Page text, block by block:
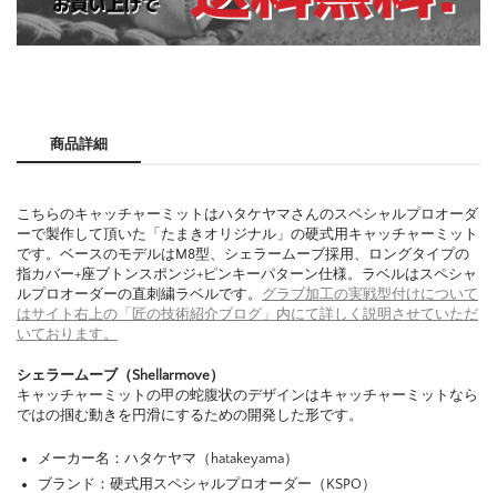
商品詳細
こちらのキャッチャーミットはハタケヤマさんのスペシャルプロオーダ
ーで製作して頂いた「たまきオリジナル」の硬式用キャッチャーミット
です。ベースのモデルはM8型、シェラームーブ採用、ロングタイプの
指カバー+座ブトンスポンジ+ピンキーパターン仕様。ラベルはスペシャ
ルプロオーダーの直刺繍ラベルです。 グラブ加工の実戦型付けについて
はサイト右上の「匠の技術紹介ブログ」内にて詳しく説明させていただ
いております。
シェラームーブ（Shellarmove）
キャッチャーミットの甲の蛇腹状のデザインはキャッチャーミットなら
ではの掴む動きを円滑にするための開発した形です。
メーカー名：ハタケヤマ（hatakeyama）
ブランド：硬式用スペシャルプロオーダー（KSPO）